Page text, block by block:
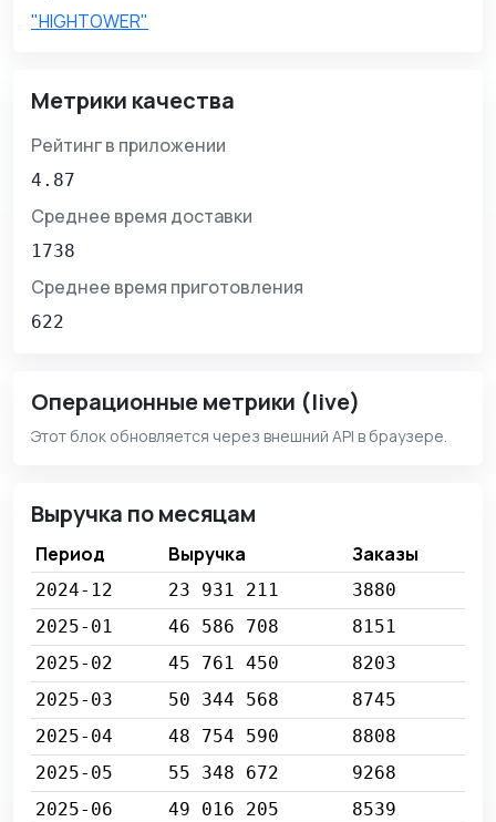
"HIGHTOWER"
Метрики качества
Рейтинг в приложении
4.87
Среднее время доставки
1738
Среднее время приготовления
622
Операционные метрики (live)
Этот блок обновляется через внешний API в браузере.
Выручка по месяцам
Период Выручка Заказы
2024-12 23 931 211
3880
2025-01
46 586 708
8151
2025-02
45 761 450
8203
2025-03
50 344 568
8745
2025-04
48 754 590
8808
2025-05
55 348 672
9268
2025-06
49 016 205
8539